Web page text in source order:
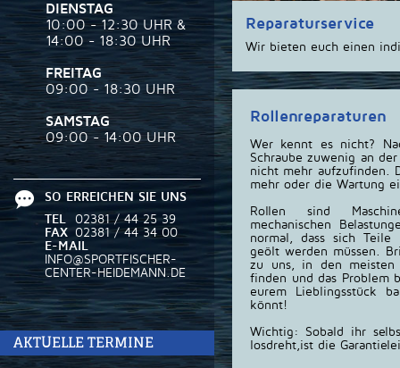
DIENSTAG
10:00 - 12:30 UHR &
14:00 - 18:30 UHR
FREITAG
09:00 - 18:30 UHR
SAMSTAG
09:00 - 14:00 UHR
SO ERREICHEN SIE UNS
TEL
02381 / 44 25 39
FAX 02381 / 44 34 00
E-MAIL
INFO@SPORTFISCHER-
CENTER-HEIDEMANN.DE
AKTUELLE TERMINE
Reparaturservice
Wir bieten euch einen
Rollenreparaturen
Wer kennt es nicht?
Schraube zuwenig an
nicht mehr aufzufinden.
mehr oder die Wartung
Rollen sind
mechanischen
normal, dass sich Teile
geölt werden müssen.
zu uns, in den meisten
finden und das Problem
eurem Lieblingsstück
könnt!
Wichtig: Sobald ihr
losdreht,ist die